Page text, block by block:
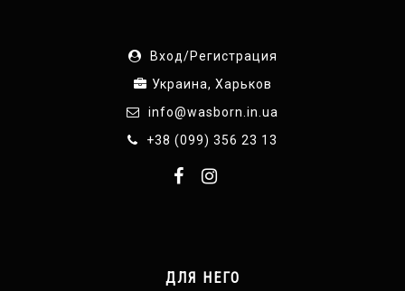
Вход/Регистрация
Украина, Харьков
info@wasborn.in.ua
+38 (099) 356 23 13
ДЛЯ НЕГО